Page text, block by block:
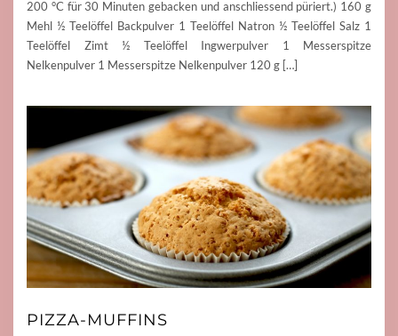
200 °C für 30 Minuten gebacken und anschliessend püriert.) 160 g
Mehl ½ Teelöffel Backpulver 1 Teelöffel Natron ½ Teelöffel Salz 1
Teelöffel Zimt ½ Teelöffel Ingwerpulver 1 Messerspitze
Nelkenpulver 1 Messerspitze Nelkenpulver 120 g […]
PIZZA-MUFFINS